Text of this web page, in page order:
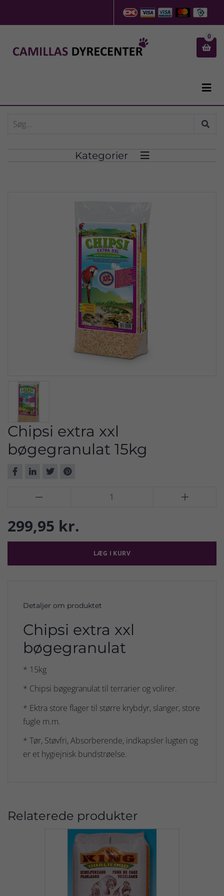

0

Kategorier 
Chipsi extra xxl
bøgegranulat 15kg
 
299,95 kr.
LÆG I KURV
Detaljer om produktet
Chipsi extra xxl
bøgegranulat
* 15kg
* Chipsi bøgegranulat til terrarier og volirer.
* Ektra store flager til større krybdyr, slanger, store
fugle m.m.
* Tør, Støvfri, Absorberende, indkapsler lugten og
er et hygiejnisk bundstrøelse.
Relaterede produkter